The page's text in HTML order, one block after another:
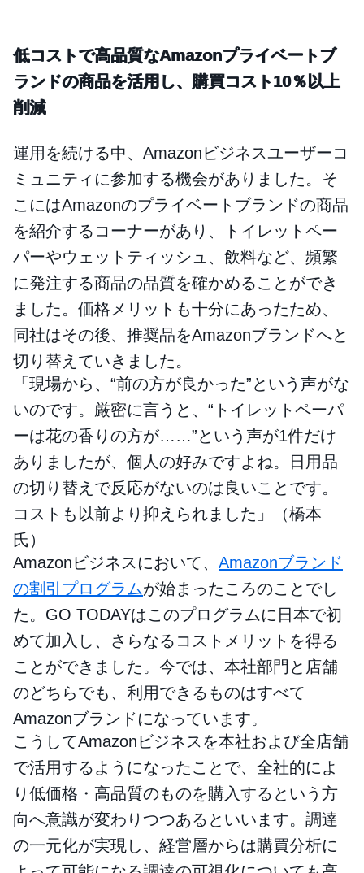
低コストで高品質なAmazonプライベートブ
ランドの商品を活用し、購買コスト10％以上
削減
運用を続ける中、Amazonビジネスユーザーコ
ミュニティに参加する機会がありました。そ
こにはAmazonのプライベートブランドの商品
を紹介するコーナーがあり、トイレットペー
パーやウェットティッシュ、飲料など、頻繁
に発注する商品の品質を確かめることができ
ました。価格メリットも十分にあったため、
同社はその後、推奨品をAmazonブランドへと
切り替えていきました。
「現場から、“前の方が良かった”という声がな
いのです。厳密に言うと、“トイレットペーパ
ーは花の香りの方が……”という声が1件だけ
ありましたが、個人の好みですよね。日用品
の切り替えで反応がないのは良いことです。
コストも以前より抑えられました」（橋本
氏）
Amazonビジネスにおいて、 Amazonブランド
の割引プログラムが始まったころのことでし
た。GO TODAYはこのプログラムに日本で初
めて加入し、さらなるコストメリットを得る
ことができました。今では、本社部門と店舗
のどちらでも、利用できるものはすべて
Amazonブランドになっています。
こうしてAmazonビジネスを本社および全店舗
で活用するようになったことで、全社的によ
り低価格・高品質のものを購入するという方
向へ意識が変わりつつあるといいます。調達
の一元化が実現し、経営層からは購買分析に